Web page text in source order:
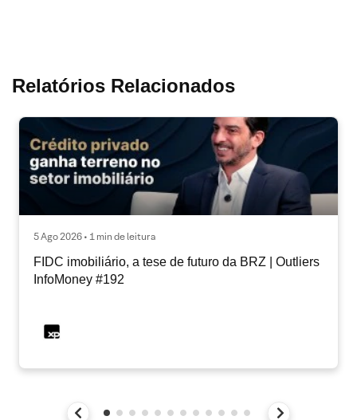
Relatórios Relacionados
5 Ago 2026 • 1 min de leitura
FIDC imobiliário, a tese de futuro da BRZ | Outliers
InfoMoney #192